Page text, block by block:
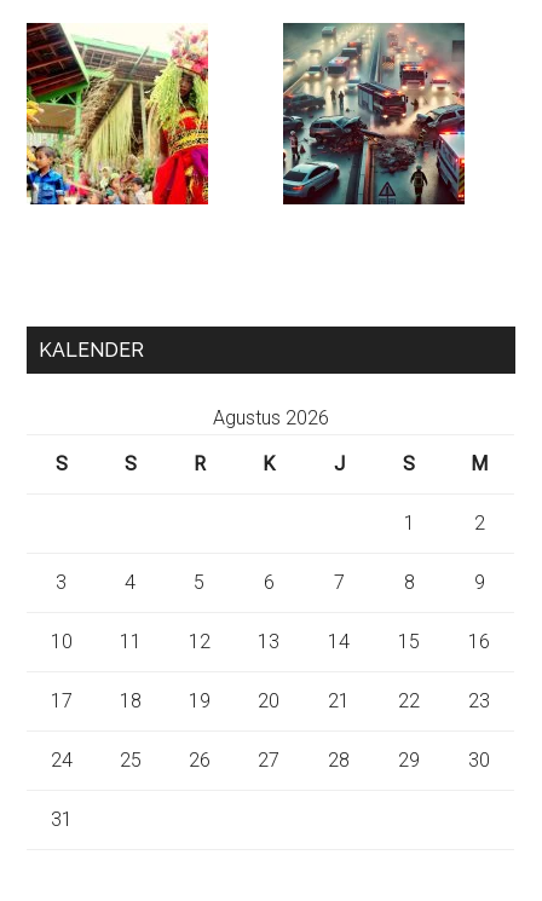
KALENDER
Agustus 2026
S
S R K J S M
1 2
3 4 5 6 7 8 9
10 11 12 13 14 15 16
17 18 19 20 21 22 23
24 25 26 27 28 29 30
31